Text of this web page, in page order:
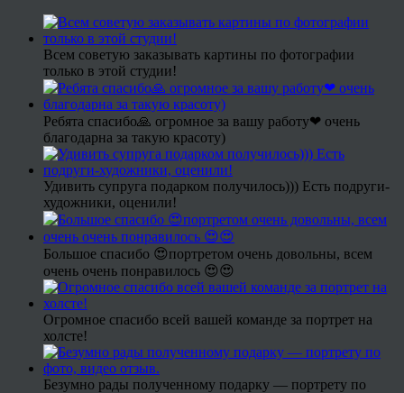
Всем советую заказывать картины по фотографии
только в этой студии!
Ребята спасибо🙏 огромное за вашу работу❤ очень
благодарна за такую красоту)
Удивить супруга подарком получилось))) Есть подруги-
художники, оценили!
Большое спасибо 😍портретом очень довольны, всем
очень очень понравилось 😍😍
Огромное спасибо всей вашей команде за портрет на
холсте!
Безумно рады полученному подарку — портрету по